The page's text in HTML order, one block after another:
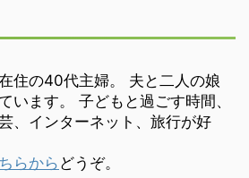
住の40代主婦。 夫と二人の娘
います。 子どもと過ごす時間、
、インターネット、旅行が好
らからどうぞ。